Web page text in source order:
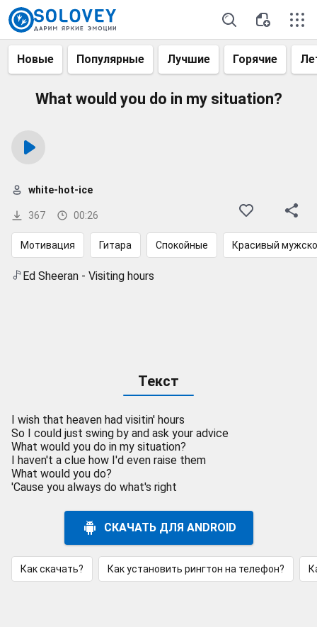
Новые Популярные Лучшие Горячие
What would you do in my situation?
367 00:26
white-hot-ice
Мотивация Гитара Спокойные Красивый
Ed Sheeran - Visiting hours
Текст
I wish that heaven had visitin' hours
So I could just swing by and ask your advice
What would you do in my situation?
I haven't a clue how I'd even raise them
What would you do?
'Cause you always do what's right
СКАЧАТЬ ДЛЯ ANDROID
Как скачать? Как установить рингтон на телефон?